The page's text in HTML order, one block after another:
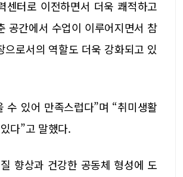
센터로 이전하면서 더욱 쾌적하고
공간에서 수업이 이루어지면서 참
로서의 역할도 더욱 강화되고 있
수 있어 만족스럽다”며 “취미생활
다”고 말했다.
향상과 건강한 공동체 형성에 도